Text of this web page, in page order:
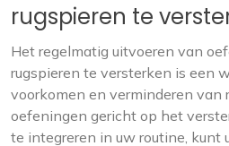
rugspieren te
Het regelmatig uitvoeren van
rugspieren te versterken is een
voorkomen en verminderen van
oefeningen gericht op het
te integreren in uw routine, kunt